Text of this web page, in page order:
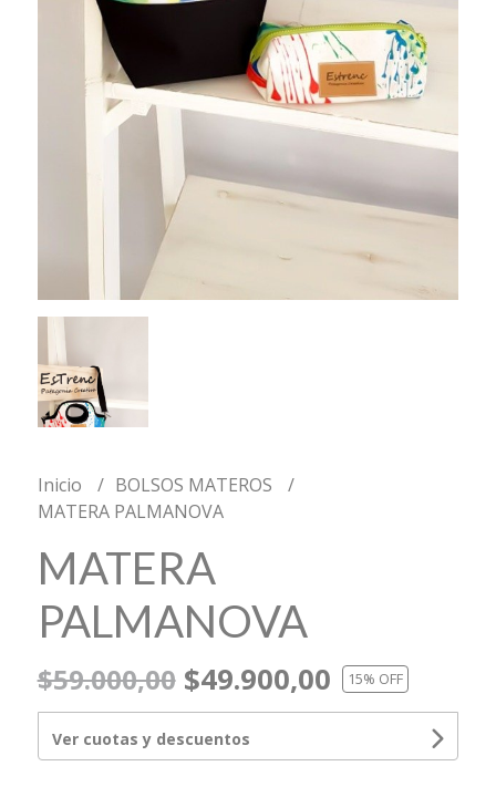
Inicio
BOLSOS MATEROS
MATERA PALMANOVA
MATERA
PALMANOVA
$59.000,00$49.900,00 15% OFF
Ver cuotas y descuentos